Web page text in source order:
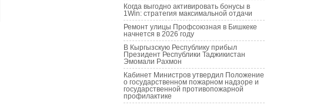
Когда выгодно активировать бонусы в
1Win: стратегия максимальной отдачи
Ремонт улицы Профсоюзная в Бишкеке
начнется в 2026 году
В Кыргызскую Республику прибыл
Президент Республики Таджикистан
Эмомали Рахмон
Кабинет Министров утвердил Положение
о государственном пожарном надзоре и
государственной противопожарной
профилактике